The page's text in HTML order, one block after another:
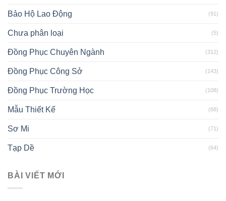
Bảo Hộ Lao Động (91)
Chưa phân loại (5)
Đồng Phục Chuyên Ngành (312)
Đồng Phục Công Sở (143)
Đồng Phục Trường Học (108)
Mẫu Thiết Kế (68)
Sơ Mi (71)
Tạp Dề (64)
BÀI VIẾT MỚI